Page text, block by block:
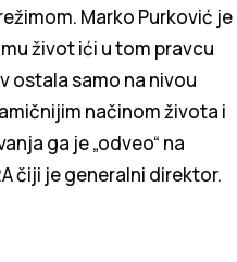
Marko Purković je
život ići u tom pravcu
ostala samo na nivou
načinom života i
ga je „odveo“ na
čiji je generalni direktor.